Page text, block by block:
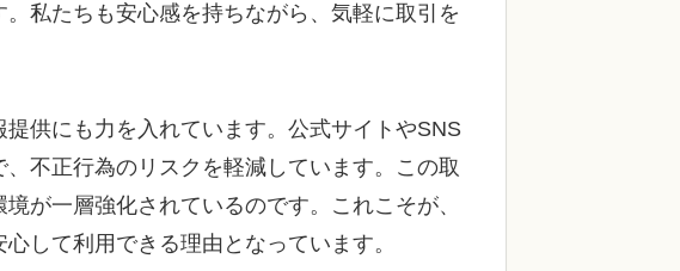
私たちも安心感を持ちながら、気軽に取引を
供にも力を入れています。公式サイトやSNS
不正行為のリスクを軽減しています。この取
が一層強化されているのです。これこそが、
して利用できる理由となっています。